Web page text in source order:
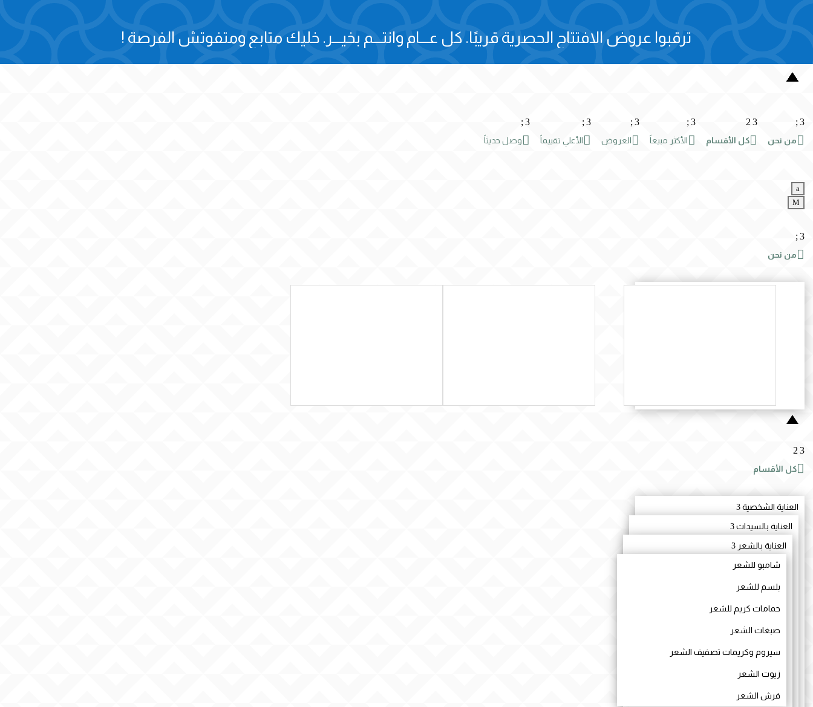
ترقبوا عروض الافتتاح الحصرية قريبًا. كل عـــام وانتـــم بخيـــر. خليك متابع ومتفوتش الفرصة !
3
;
من نحن
3
2
كل الأقسام
3
;
الأكثر مبيعاً
3
;
العروض
3
;
الأعلي تقييماً
3
;
وصل حديثاً
a
M
3
;
من نحن
نوفّر حلول توريد متكاملة من نقدّم أجود منتجات العناية بالجسم الوسيط اليكتيرك
3
2
كل الأقسام
العناية الشخصية 3
العناية بالسيدات 3
العناية بالشعر 3
شامبو للشعر
بلسم للشعر
حمامات كريم للشعر
صبغات الشعر
سيروم وكريمات تصفيف الشعر
زيوت الشعر
فرش الشعر